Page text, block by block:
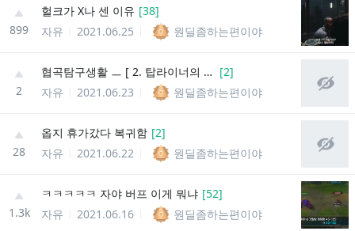
899
헐크가 X나 센 이유 [38]
자유
2021.06.25 원딜좀하는편이야
2
협곡탐구생활 ㅡ [ 2. 탑라이너의 종류 ] [2]
자유
2021.06.23 원딜좀하는편이야
28
옵지 휴가갔다 복귀함 [2]
자유
2021.06.22 원딜좀하는편이야
1.3k
ㅋㅋㅋㅋㅋ 자야 버프 이게 뭐냐 [52]
자유
2021.06.16 원딜좀하는편이야